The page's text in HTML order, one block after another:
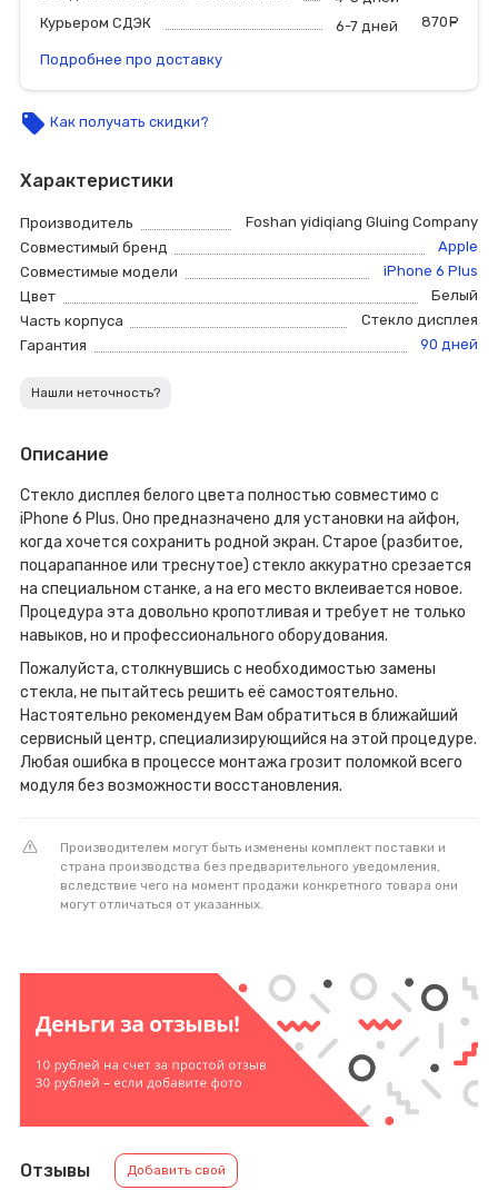
Курьером СДЭК
6-7 дней 870
Подробнее про доставку
local_offer Как получать скидки?
Характеристики
Производитель
Foshan yidiqiang Gluing Company
Совместимый бренд
Apple
Совместимые модели
iPhone 6 Plus
Цвет
Белый
Часть корпуса
Стекло дисплея
Гарантия
90 дней
Нашли неточность?
Описание
Стекло дисплея белого цвета полностью совместимо с
iPhone 6 Plus. Оно предназначено для установки на айфон,
когда хочется сохранить родной экран. Старое (разбитое,
поцарапанное или треснутое) стекло аккуратно срезается
на специальном станке, а на его место вклеивается новое.
Процедура эта довольно кропотливая и требует не только
навыков, но и профессионального оборудования.
Пожалуйста, столкнувшись с необходимостью замены
стекла, не пытайтесь решить её самостоятельно.
Настоятельно рекомендуем Вам обратиться в ближайший
сервисный центр, специализирующийся на этой процедуре.
Любая ошибка в процессе монтажа грозит поломкой всего
модуля без возможности восстановления.
Производителем могут быть изменены комплект поставки и
страна производства без предварительного уведомления,
вследствие чего на момент продажи конкретного товара они
могут отличаться от указанных.
Отзывы Добавить свой